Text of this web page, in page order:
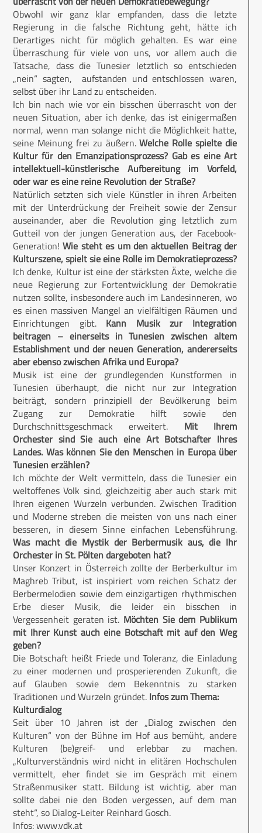
Obwohl wir ganz klar empfanden, dass die letzte
Regierung in die falsche Richtung geht, hätte ich
Derartiges nicht für möglich gehalten. Es war eine
Überraschung für viele von uns, vor allem auch die
Tatsache, dass die Tunesier letztlich so entschieden
„nein“ sagten, aufstanden und entschlossen waren,
selbst über ihr Land zu entscheiden.
Ich bin nach wie vor ein bisschen überrascht von der
neuen Situation, aber ich denke, das ist einigermaßen
normal, wenn man solange nicht die Möglichkeit hatte,
seine Meinung frei zu äußern.Welche Rolle spielte die
Kultur für den Emanzipationsprozess? Gab es eine Art
intellektuell-künstlerische Aufbereitung im Vorfeld,
oder war es eine reine Revolution der Straße?
Natürlich setzten sich viele Künstler in ihren Arbeiten
mit der Unterdrückung der Freiheit sowie der Zensur
auseinander, aber die Revolution ging letztlich zum
Gutteil von der jungen Generation aus, der Facebook-
Generation!Wie steht es um den aktuellen Beitrag der
Kulturszene, spielt sie eine Rolle im Demokratieprozess?
Ich denke, Kultur ist eine der stärksten Äxte, welche die
neue Regierung zur Fortentwicklung der Demokratie
nutzen sollte, insbesondere auch im Landesinneren, wo
es einen massiven Mangel an vielfältigen Räumen und
Einrichtungen gibt. Kann Musik zur Integration
beitragen – einerseits in Tunesien zwischen altem
Establishment und der neuen Generation, andererseits
aber ebenso zwischen Afrika und Europa?
Musik ist eine der grundlegenden Kunstformen in
Tunesien überhaupt, die nicht nur zur Integration
beiträgt, sondern prinzipiell der Bevölkerung beim
Zugang zur Demokratie hilft sowie den
Durchschnittsgeschmack erweitert. Mit Ihrem
Orchester sind Sie auch eine Art Botschafter Ihres
Landes. Was können Sie den Menschen in Europa über
Tunesien erzählen?
Ich möchte der Welt vermitteln, dass die Tunesier ein
weltoffenes Volk sind, gleichzeitig aber auch stark mit
Ihren eigenen Wurzeln verbunden. Zwischen Tradition
und Moderne streben die meisten von uns nach einer
besseren, in diesem Sinne einfachen Lebensführung.
Was macht die Mystik der Berbermusik aus, die Ihr
Orchester in St. Pölten dargeboten hat?
Unser Konzert in Österreich zollte der Berberkultur im
Maghreb Tribut, ist inspiriert vom reichen Schatz der
Berbermelodien sowie dem einzigartigen rhythmischen
Erbe dieser Musik, die leider ein bisschen in
Vergessenheit geraten ist. Möchten Sie dem Publikum
mit Ihrer Kunst auch eine Botschaft mit auf den Weg
geben?
Die Botschaft heißt Friede und Toleranz, die Einladung
zu einer modernen und prosperierenden Zukunft, die
auf Glauben sowie dem Bekenntnis zu starken
Traditionen und Wurzeln gründet. Infos zum Thema:
Kulturdialog
Seit über 10 Jahren ist der „Dialog zwischen den
Kulturen“ von der Bühne im Hof aus bemüht, andere
Kulturen (be)greif- und erlebbar zu machen.
„Kulturverständnis wird nicht in elitären Hochschulen
vermittelt, eher findet sie im Gespräch mit einem
Straßenmusiker statt. Bildung ist wichtig, aber man
sollte dabei nie den Boden vergessen, auf dem man
steht“, so Dialog-Leiter Reinhard Gosch.
Infos:www.vdk.at